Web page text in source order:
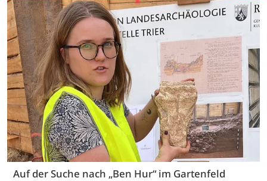
Auf der Suche nach „Ben Hur“ im Gartenfeld